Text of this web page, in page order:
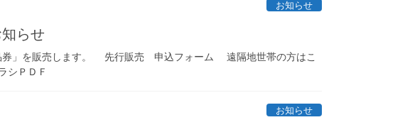
お知らせ
らせ
券」を販売します。 先行販売 申込フォーム 遠隔地世帯の方はこ
ラシＰＤＦ
お知らせ